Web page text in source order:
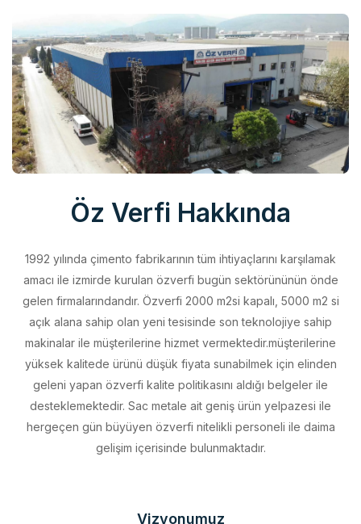
Öz Verfi Hakkında
1992 yılında çimento fabrikarının tüm ihtiyaçlarını karşılamak
gelen firmalarındandır. Özverfi 2000 m2si kapalı, 5000 m2 si
açık alana sahip olan yeni tesisinde son teknolojiye sahip
makinalar ile müşterilerine hizmet vermektedir.müşterilerine
yüksek kalitede ürünü düşük fiyata sunabilmek için elinden
geleni yapan özverfi kalite politikasını aldığı belgeler ile
desteklemektedir. Sac metale ait geniş ürün yelpazesi ile
hergeçen gün büyüyen özverfi nitelikli personeli ile daima
gelişim içerisinde bulunmaktadır.
Özverfi markası sektörüne liderlik eden hızlı,güvenilir ve